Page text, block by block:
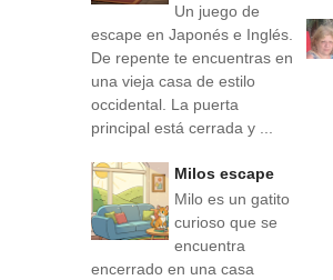
Un juego de
escape en Japonés e Inglés.
De repente te encuentras en
una vieja casa de estilo
occidental. La puerta
principal está cerrada y ...
Milos escape
Milo es un gatito
curioso que se
encuentra
encerrado en una casa